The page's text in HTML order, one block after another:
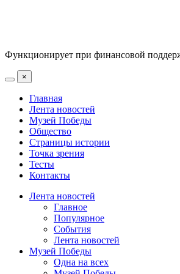
Функционирует при финансовой
×
Главная
Лента новостей
Музей Победы
Общество
Страницы истории
Точка зрения
Тесты
Контакты
Лента новостей
Главное
Популярное
События
Лента новостей
Музей Победы
Одна на всех